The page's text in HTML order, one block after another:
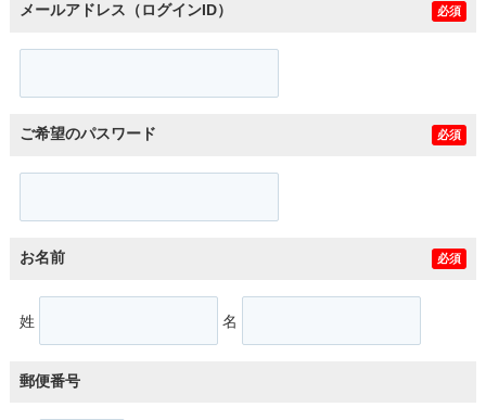
メールアドレス（ログインID） 必須
ご希望のパスワード 必須
お名前 必須
姓 名
郵便番号